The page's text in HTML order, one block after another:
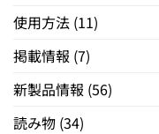
使用方法 (11)
掲載情報 (7)
新製品情報 (56)
読み物 (34)